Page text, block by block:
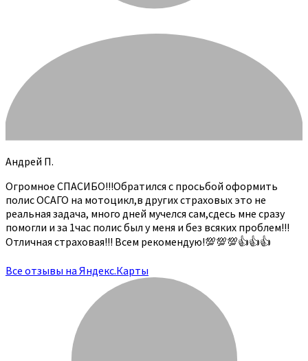
Андрей П.
Огромное СПАСИБО!!!Обратился с просьбой оформить
полис ОСАГО на мотоцикл,в других страховых это не
реальная задача, много дней мучелся сам,сдесь мне сразу
помогли и за 1час полис был у меня и без всяких проблем!!!
Отличная страховая!!! Всем рекомендую!💯💯💯👍👍👍
Все отзывы на Яндекс.Карты